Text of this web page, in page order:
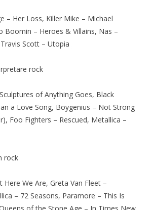
– Her Loss, Killer Mike – Michael
Boomin – Heroes & Villains, Nas –
Travis Scott – Utopia
rock
of Anything Goes, Black
a Love Song, Boygenius – Not Strong
Foo Fighters – Rescued, Metallica –
rock
Here We Are, Greta Van Fleet –
– 72 Seasons, Paramore – This Is